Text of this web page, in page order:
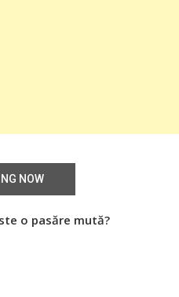
NOW
o pasăre mută?